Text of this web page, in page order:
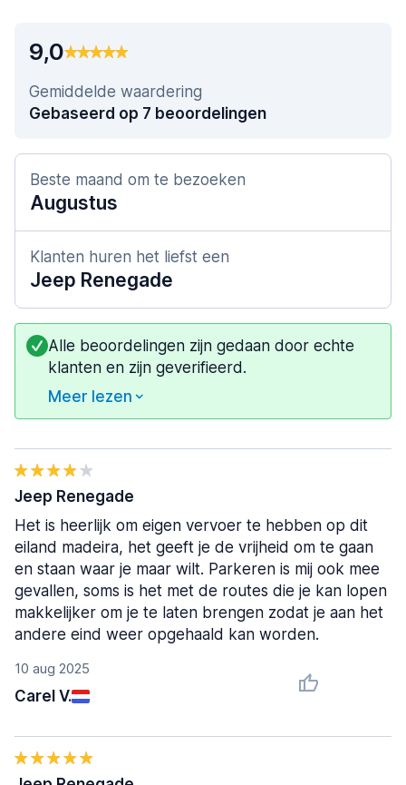
9,0
Gemiddelde waardering
Gebaseerd op 7 beoordelingen
Beste maand om te bezoeken
Augustus
Klanten huren het liefst een
Jeep Renegade
Alle beoordelingen zijn gedaan door echte
klanten en zijn geverifieerd.
Meer lezen
10 aug 2025
Carel V.
Jeep Renegade
Het is heerlijk om eigen vervoer te hebben op dit
eiland madeira, het geeft je de vrijheid om te gaan
en staan waar je maar wilt. Parkeren is mij ook mee
gevallen, soms is het met de routes die je kan lopen
makkelijker om je te laten brengen zodat je aan het
andere eind weer opgehaald kan worden.